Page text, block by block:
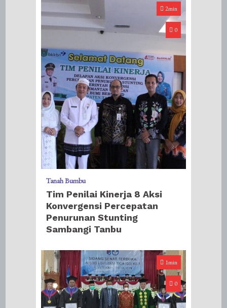
2min
0
Tanah Bumbu
Tim Penilai Kinerja 8 Aksi
Konvergensi Percepatan
Penurunan Stunting
Sambangi Tanbu
1min
0